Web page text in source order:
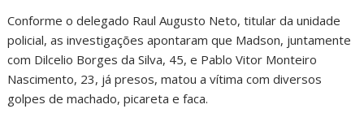
Conforme o delegado Raul Augusto Neto, titular da unidade
policial, as investigações apontaram que Madson, juntamente
com Dilcelio Borges da Silva, 45, e Pablo Vitor Monteiro
Nascimento, 23, já presos, matou a vítima com diversos
golpes de machado, picareta e faca.